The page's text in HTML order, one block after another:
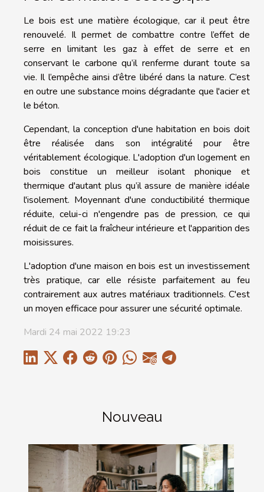
Nouveau
Le bois est une matière écologique, car il peut être
renouvelé. Il permet de combattre contre l’effet de
serre en limitant les gaz à effet de serre et en
conservant le carbone qu’il renferme durant toute sa
vie. Il l’empêche ainsi d’être libéré dans la nature. C’est
en outre une substance moins dégradante que l'acier et
le béton.
Cependant, la conception d'une habitation en bois doit
être réalisée dans son intégralité pour être
véritablement écologique. L'adoption d'un logement en
bois constitue un meilleur isolant phonique et
thermique d'autant plus qu’il assure de manière idéale
l'isolement. Moyennant d'une conductibilité thermique
réduite, celui-ci n'engendre pas de pression, ce qui
réduit de ce fait la fraîcheur intérieure et l'apparition des
moisissures.
L'adoption d'une maison en bois est un investissement
très pratique, car elle résiste parfaitement au feu
contrairement aux autres matériaux traditionnels. C'est
un moyen efficace pour assurer une sécurité optimale.
Mardi 24 mai 2022 19:23